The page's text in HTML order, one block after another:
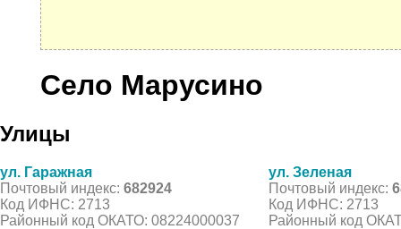
Село Марусино
Улицы
ул. Гаражная
Почтовый индекс: 682924
Код ИФНС: 2713
Районный код ОКАТО: 08224000037
ул. Зеленая
Почтовый индекс:
Код ИФНС: 2713
Районный код